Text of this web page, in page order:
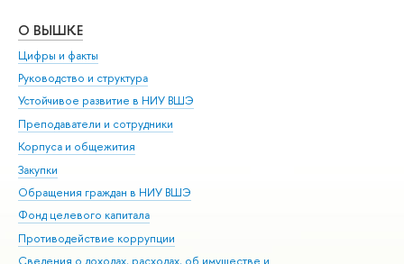
О ВЫШКЕ
Цифры и факты
Руководство и структура
Устойчивое развитие в НИУ ВШЭ
Преподаватели и сотрудники
Корпуса и общежития
Закупки
Обращения граждан в НИУ ВШЭ
Фонд целевого капитала
Противодействие коррупции
Сведения о доходах, расходах, об имуществе и